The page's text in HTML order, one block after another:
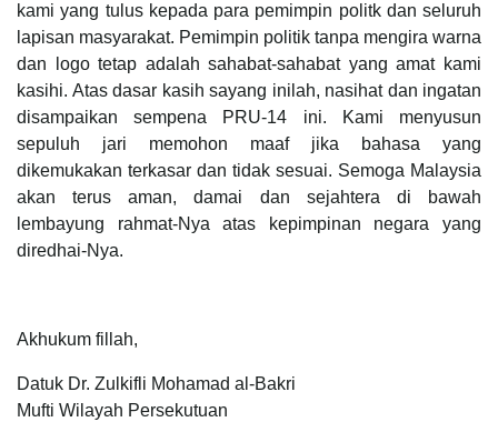
kami yang tulus kepada para pemimpin politk dan seluruh
lapisan masyarakat. Pemimpin politik tanpa mengira warna
dan logo tetap adalah sahabat-sahabat yang amat kami
kasihi. Atas dasar kasih sayang inilah, nasihat dan ingatan
disampaikan sempena PRU-14 ini. Kami menyusun
sepuluh jari memohon maaf jika bahasa yang
dikemukakan terkasar dan tidak sesuai. Semoga Malaysia
akan terus aman, damai dan sejahtera di bawah
lembayung rahmat-Nya atas kepimpinan negara yang
diredhai-Nya.
Akhukum fillah,
Datuk Dr. Zulkifli Mohamad al-Bakri
Mufti Wilayah Persekutuan